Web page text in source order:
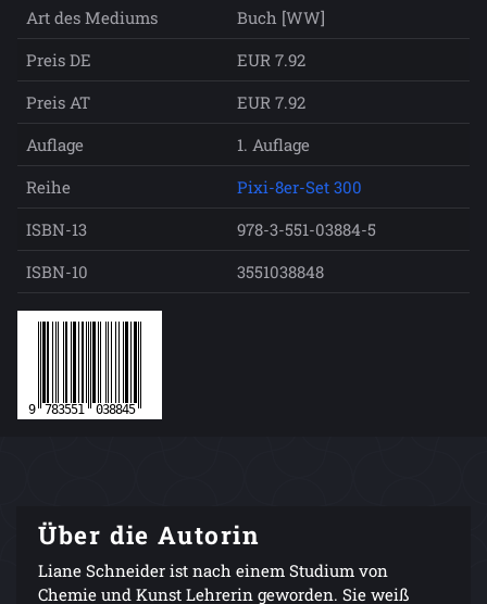
Art des Mediums
Buch [WW]
Preis DE
EUR 7.92
Preis AT
EUR 7.92
Auflage
1. Auflage
Reihe
Pixi-8er-Set 300
ISBN-13
978-3-551-03884-5
ISBN-10
3551038848
Über die Autorin
Liane Schneider ist nach einem Studium von
Chemie und Kunst Lehrerin geworden. Sie weiß